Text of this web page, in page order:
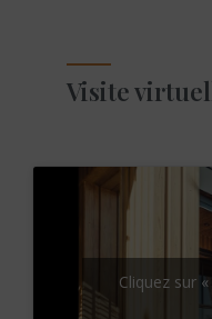
Visite
Cliquez sur